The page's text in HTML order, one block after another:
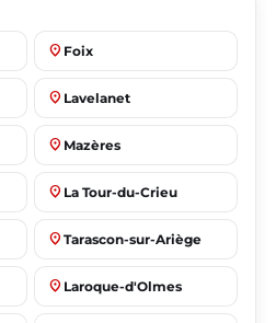
place Foix
place Lavelanet
place Mazères
place La Tour-du-Crieu
place Tarascon-sur-Ariège
place Laroque-d'Olmes